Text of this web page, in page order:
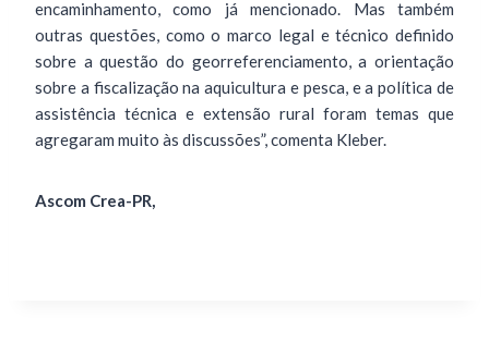
encaminhamento, como já mencionado. Mas também
outras questões, como o marco legal e técnico definido
sobre a questão do georreferenciamento, a orientação
sobre a fiscalização na aquicultura e pesca, e a política de
assistência técnica e extensão rural foram temas que
agregaram muito às discussões”, comenta Kleber.
Ascom Crea-PR,